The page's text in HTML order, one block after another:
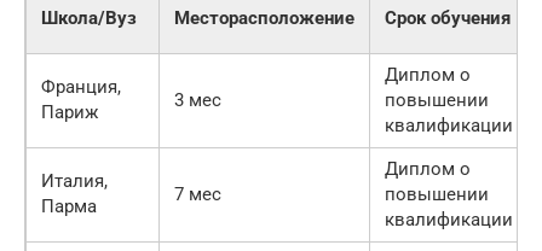
Школа/Вуз Месторасположение Срок обучения
Франция,
Париж
3 мес
Диплом о
повышении
квалификации
Италия,
Парма
7 мес
Диплом о
повышении
квалификации